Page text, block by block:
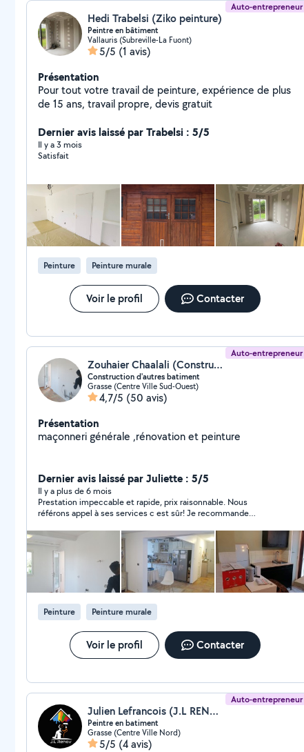
Auto-entrepreneur
Hedi Trabelsi (Ziko peinture)
Peintre en bâtiment
Vallauris (Subreville-La Fuont)
5/5 (1 avis)
Présentation
Pour tout votre travail de peinture, expérience de plus
de 15 ans, travail propre, devis gratuit
Dernier avis laissé par Trabelsi : 5/5
Il y a 3 mois
Satisfait
Peinture Peinture murale
Voir le profil Contacter
Auto-entrepreneur
Zouhaier Chaalali (Construction D'autres Bâtiments)
Construction d'autres batiment
Grasse (Centre Ville Sud-Ouest)
4,7/5 (50 avis)
Présentation
maçonneri générale ,rénovation et peinture
Dernier avis laissé par Juliette : 5/5
Il y a plus de 6 mois
Prestation impeccable et rapide, prix raisonnable. Nous
référons appel à ses services c est sûr! Je recommande
Peinture Peinture murale
Voir le profil Contacter
Auto-entrepreneur
Julien Lefrancois (J.L RENOV)
Peintre en batiment
Grasse (Centre Ville Nord)
5/5 (4 avis)